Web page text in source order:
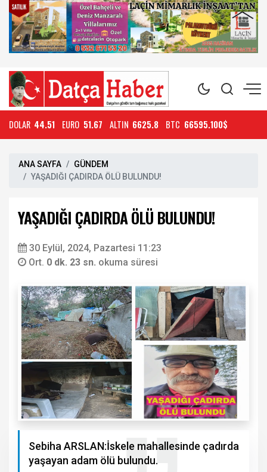
DOLAR 44.51 EURO 51.67 ALTIN 6625.8 BTC 66595.100$
ANA SAYFA
GÜNDEM
YAŞADIĞI ÇADIRDA ÖLÜ BULUNDU!
YAŞADIĞI ÇADIRDA ÖLÜ BULUNDU!
30 Eylül, 2024, Pazartesi 11:23
Ort. 0 dk. 23 sn. okuma süresi
Sebiha ARSLAN:İskele mahallesinde çadırda
yaşayan adam ölü bulundu.